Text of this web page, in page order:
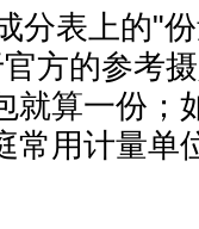
分表上的"
方的参考
就算一份；
常用计量单